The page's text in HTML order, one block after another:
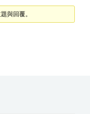
與回覆。